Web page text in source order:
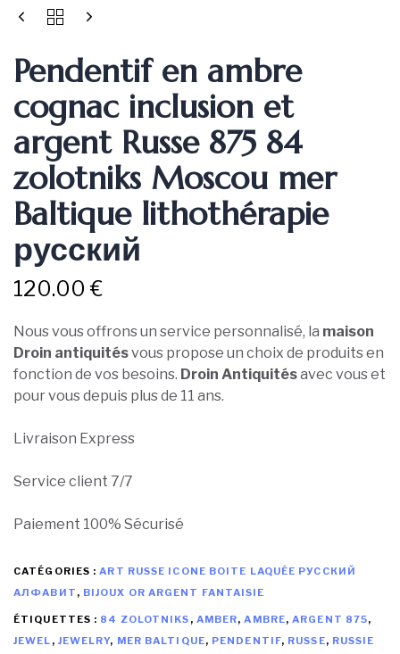
Pendentif en ambre
cognac inclusion et
argent Russe 875 84
zolotniks Moscou mer
Baltique lithothérapie
русский
120.00 €
Nous vous offrons un service personnalisé, la maison
Droin antiquitésvous propose un choix de produits en
fonction de vos besoins. Droin Antiquitésavec vous et
pour vous depuis plus de 11 ans.
Livraison Express
Service client 7/7
Paiement 100% Sécurisé
CATÉGORIES :ART RUSSE ICONE BOITE LAQUÉE РУССКИЙ
АЛФАВИТ , BIJOUX OR ARGENT FANTAISIE
ÉTIQUETTES : 84 ZOLOTNIKS , AMBER,AMBRE,ARGENT 875,
JEWEL , JEWELRY, MER BALTIQUE, PENDENTIF, RUSSE, RUSSIE